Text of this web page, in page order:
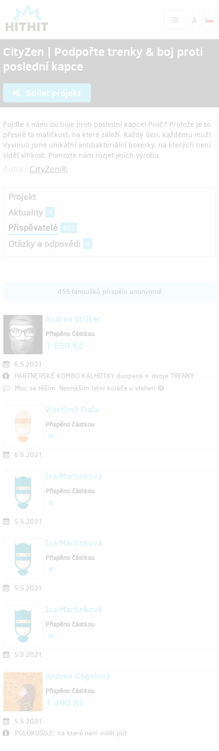
CityZen | Podpořte trenky & boj proti
poslední kapce
Sdílet projekt
Pojďte s námi do boje proti poslední kapce! Proč? Protože je to
přesně ta maličkost, na které záleží. Každý den, každému muži.
Vyvinuli jsme unikátní antibakteriální boxerky, na kterých není
vidět vlhkost. Pomozte nám rozjet jejich výrobu.
CityZen®
Projekt
Aktuality 4
Přispěvatelé 802
Otázky a odpovědi 4
455 fanoušků přispělo anonymně
Andrea Stālker
6.5.2021
PARTNERSKÉ KOMBO KALHOTKY duopack + dvoje TRENKY
Moc se těším. Nesnáším letní koláče u stehen 😅
Přispěno částkou
1 650 Kč
Vlastimil Fiala
6.5.2021
Přispěno částkou
Iva Martinková
5.5.2021
Přispěno částkou
Iva Martinková
5.5.2021
Přispěno částkou
Iva Martinková
5.5.2021
Přispěno částkou
Andrea Gogelová
5.5.2021
POLOKOŠILE, na které není vidět pot
Přispěno částkou
1 490 Kč